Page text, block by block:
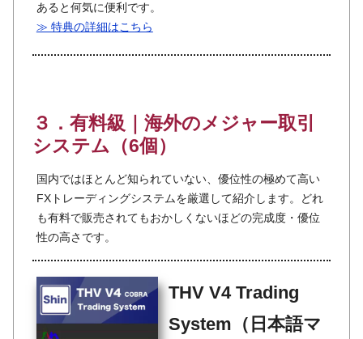
あると何気に便利です。
≫ 特典の詳細はこちら
３．有料級｜海外のメジャー取引
システム（6個）
国内ではほとんど知られていない、優位性の極めて高い
FXトレーディングシステムを厳選して紹介します。どれ
も有料で販売されてもおかしくないほどの完成度・優位
性の高さです。
THV V4 Trading
System（日本語マ